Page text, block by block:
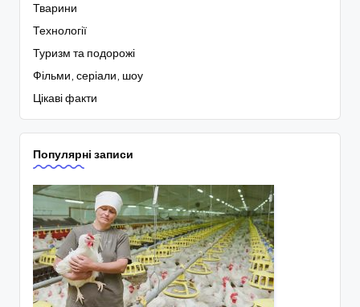
Тварини
Технології
Туризм та подорожі
Фільми, серіали, шоу
Цікаві факти
Популярні записи